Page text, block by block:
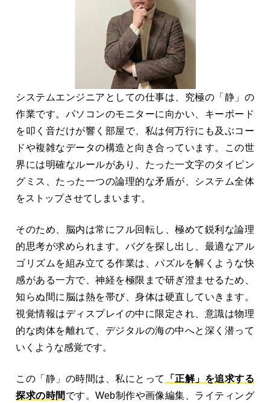
システムエンジニアとしての仕事は、究極の「静」の
作業です。パソコンのモニターに向かい、キーボード
を叩く音だけが響く部屋で、私は何万行にも及ぶコー
ドや複雑なデータの構造と向き合っています。この世
界には明確なルールがあり、たった一文字のタイピン
グミス、たった一つの論理的な矛盾が、システム全体
をストップさせてしまいます。
そのため、脳内は常にフル回転し、極めて鋭利な論理
的思考が求められます。バグを探し出し、最適なアル
ゴリズムを組み立てる作業は、パズルを解くような快
感がある一方で、神経を極限まで研ぎ澄ませるため、
知らぬ間に脳は熱を帯び、身体は硬直していきます。
視覚情報はディスプレイの中に限定され、意識は物理
的な肉体を離れて、デジタルの海の中へと深く潜って
いくような感覚です。
この「静」の時間は、私にとって
「正解」を追求する
探求の時間 です。Web制作や画像編集、ライティング